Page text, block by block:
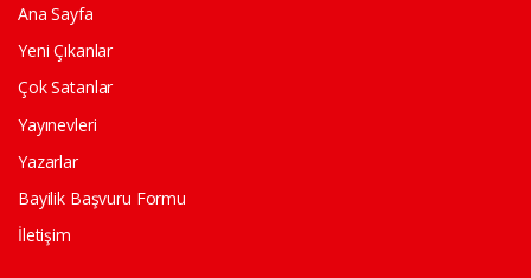
Ana Sayfa
Yeni Çıkanlar
Çok Satanlar
Yayınevleri
Yazarlar
Bayilik Başvuru Formu
İletişim